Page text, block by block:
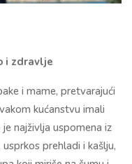
i zdravlje
i mame, pretvarajući
kućanstvu imali
najživlja uspomena iz
prehladi i kašlju,